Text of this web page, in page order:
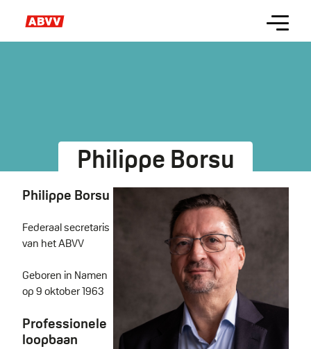
main
Menu
Philippe Borsu
Philippe Borsu
Federaal secretaris
van het ABVV
Geboren in Namen
op 9 oktober 1963
Professionele
loopbaan